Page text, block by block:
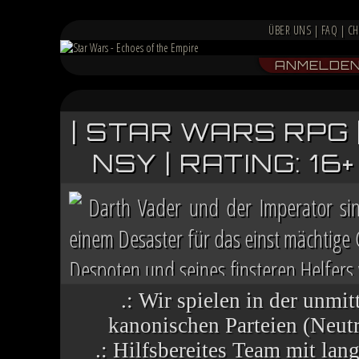
ÜBER UNS | FAQ |
| STAR WARS
NSY | RATING:
Darth Vader und der Imperator
einem Desaster für das einst
Despoten und seines finsteren
Chaos herrscht auf vielen Welten,
.: Wir spielen in der
kanonischen Parteien
.: Hilfsbereites Team mit